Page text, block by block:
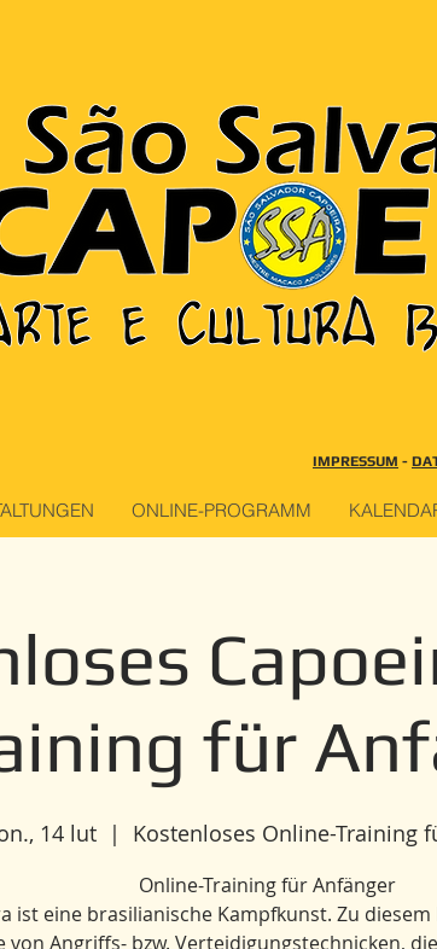
IMPRESSUM -
ONLINE-PROGRAMM
für
14 lut
  |
Kostenloses Online-Training
Online-Training für Anfänger
ist eine brasilianische Kampfkunst. Zu
von Angriffs- bzw. Verteidigungstechnicken,